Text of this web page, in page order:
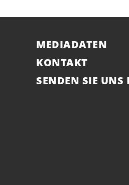
MEDIADATEN
KONTAKT
SENDEN SIE UNS